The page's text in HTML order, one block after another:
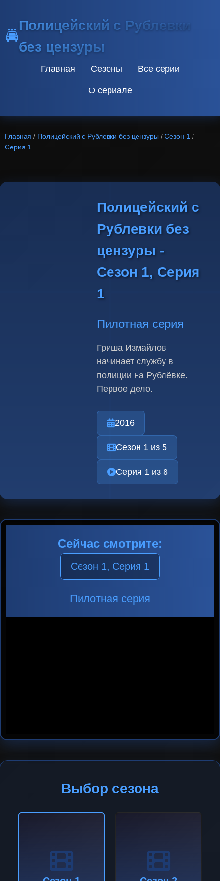
🚔
Полицейский с Рублевки
без цензуры
Главная Сезоны Все серии
О сериале
Главная / Полицейский с Рублевки без цензуры / Сезон 1 /
Серия 1
Полицейский с
Рублевки без
цензуры -
Сезон 1, Серия
1
Пилотная серия
Гриша Измайлов
начинает службу в
полиции на Рублёвке.
Первое дело.
2016
Сезон 1 из 5
Серия 1 из 8
Сейчас смотрите:
Сезон 1, Серия 1
Пилотная серия
Выбор сезона